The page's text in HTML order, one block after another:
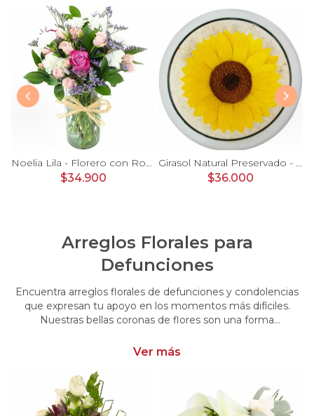
Noelia Lila - Florero con Rosas, mini rosas, mini claveles y limonium
$34.900
Girasol Natural Preservado - girasol preservado en pecera vidrio con piedrecitas
$36.000
Arreglos Florales para
Defunciones
Encuentra arreglos florales de defunciones y condolencias
que expresan tu apoyo en los momentos más difíciles.
Nuestras bellas coronas de flores son una forma
momentos de pérdida.
Ver más